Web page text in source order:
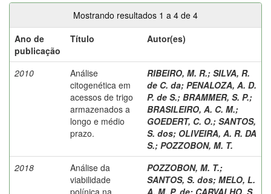
Mostrando resultados 1 a 4 de 4
Ano de
publicação
Título Autor(es)
2010
Análise
citogenética em
acessos de trigo
armazenados a
longo e médio
prazo.
RIBEIRO, M. R.; SILVA, R.
de C. da; PENALOZA, A. D.
P. de S.; BRAMMER, S. P.;
BRASILEIRO, A. C. M.;
GOEDERT, C. O.; SANTOS,
S. dos; OLIVEIRA, A. R. DA
S.; POZZOBON, M. T.
2018
Análise da
viabilidade
polínica na
POZZOBON, M. T.;
SANTOS, S. dos; MELO, L.
A. M. P. de; CARVALHO, S.